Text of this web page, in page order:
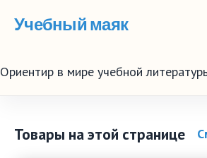
Учебный маяк
Ориентир в мире учебной
Товары на этой странице